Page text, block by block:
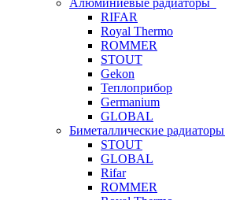
Алюминиевые радиаторы
RIFAR
Royal Thermo
ROMMER
STOUT
Gekon
Теплоприбор
Germanium
GLOBAL
Биметаллические радиаторы
STOUT
GLOBAL
Rifar
ROMMER